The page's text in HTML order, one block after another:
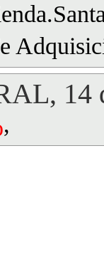
14
,